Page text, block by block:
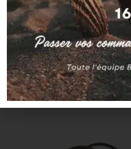
GUIDE FIL D.2,5 R=5
AG590272613
Ajouter au devis